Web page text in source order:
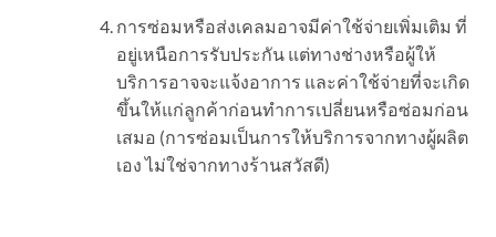
การซ่อมหรือส่งเคลมอาจมีค่าใช้จ่ายเพิ่มเติม ที่
อยู่เหนือการรับประกัน แต่ทางช่างหรือผู้ให้
บริการอาจจะแจ้งอาการ และค่าใช้จ่ายที่จะเกิด
ขึ้นให้แก่ลูกค้าก่อนทำการเปลี่ยนหรือซ่อมก่อน
เสมอ (การซ่อมเป็นการให้บริการจากทางผู้ผลิต
เอง ไม่ใช่จากทางร้านสวัสดี)